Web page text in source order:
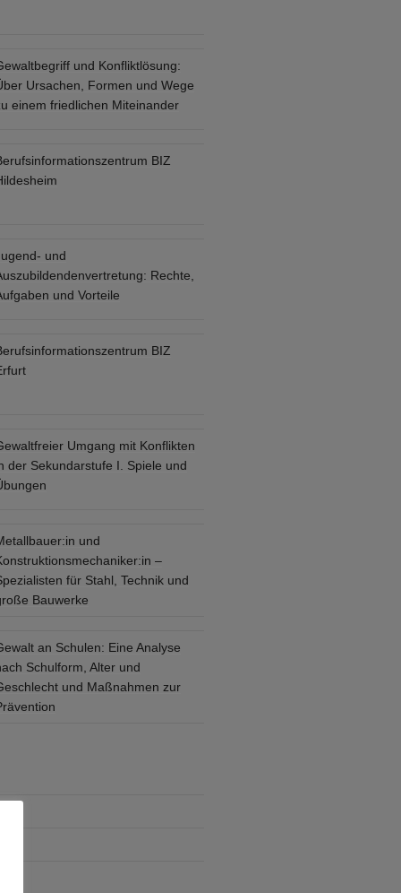
und Konfliktlösung:
Ursachen, Formen und Wege
einem friedlichen Miteinander
BIZ
und
Rechte,
und Vorteile
BIZ
Umgang mit Konflikten
der Sekundarstufe I. Spiele und
und
–
für Stahl, Technik und
Bauwerke
an Schulen: Eine Analyse
Schulform, Alter und
und Maßnahmen zur